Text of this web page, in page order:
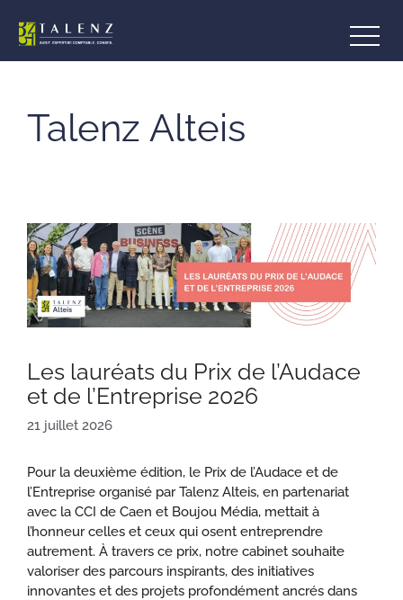
contenu
Talenz Alteis
Les lauréats du Prix de l’Audace
et de l’Entreprise 2026
21 juillet 2026
Pour la deuxième édition, le Prix de l’Audace et de
l’Entreprise organisé par Talenz Alteis, en partenariat
avec la CCI de Caen et Boujou Média, mettait à
l’honneur celles et ceux qui osent entreprendre
autrement. À travers ce prix, notre cabinet souhaite
valoriser des parcours inspirants, des initiatives
innovantes et des projets profondément ancrés dans